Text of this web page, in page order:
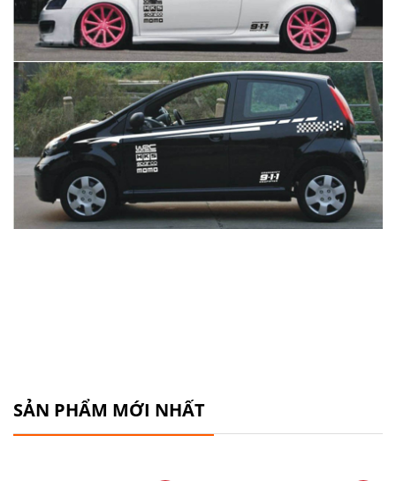
SẢN PHẨM MỚI NHẤT